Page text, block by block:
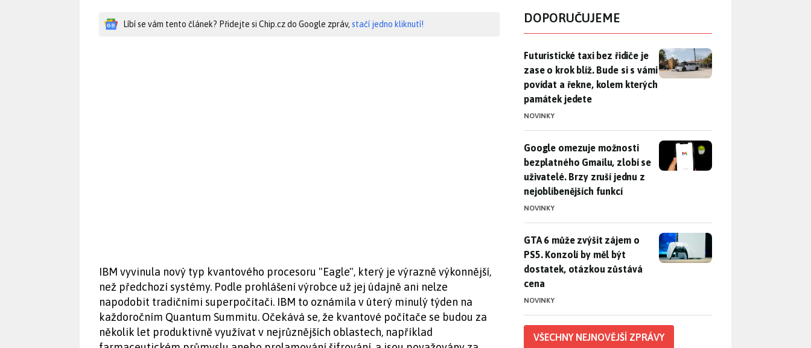
Líbí se vám tento článek? Přidejte si Chip.cz do Google zpráv, stačí jedno kliknutí!
IBM vyvinula nový typ kvantového procesoru "Eagle", který je výrazně výkonnější,
než předchozí systémy. Podle prohlášení výrobce už jej údajně ani nelze
napodobit tradičními superpočítači. IBM to oznámila v úterý minulý týden na
každoročním Quantum Summitu. Očekává se, že kvantové počítače se budou za
několik let produktivně využívat v nejrůznějších oblastech, například
DOPORUČUJEME
Futuristické taxi bez řidiče je zase o krok blíž. Bude si s vámi
Futuristické taxi bez řidiče je
zase o krok blíž. Bude si s vámi
povídat a řekne, kolem kterých
památek jedete
NOVINKY
Google omezuje možnosti bezplatného Gmailu, zlobí se
Google omezuje možnosti
bezplatného Gmailu, zlobí se
uživatelé. Brzy zruší jednu z
nejoblíbenějších funkcí
NOVINKY
GTA 6 může zvýšit zájem o PS5. Konzolí by měl být dostatek,
GTA 6 může zvýšit zájem o
PS5. Konzolí by měl být
dostatek, otázkou zůstává
cena
NOVINKY
VŠECHNY NEJNOVĚJŠÍ ZPRÁVY